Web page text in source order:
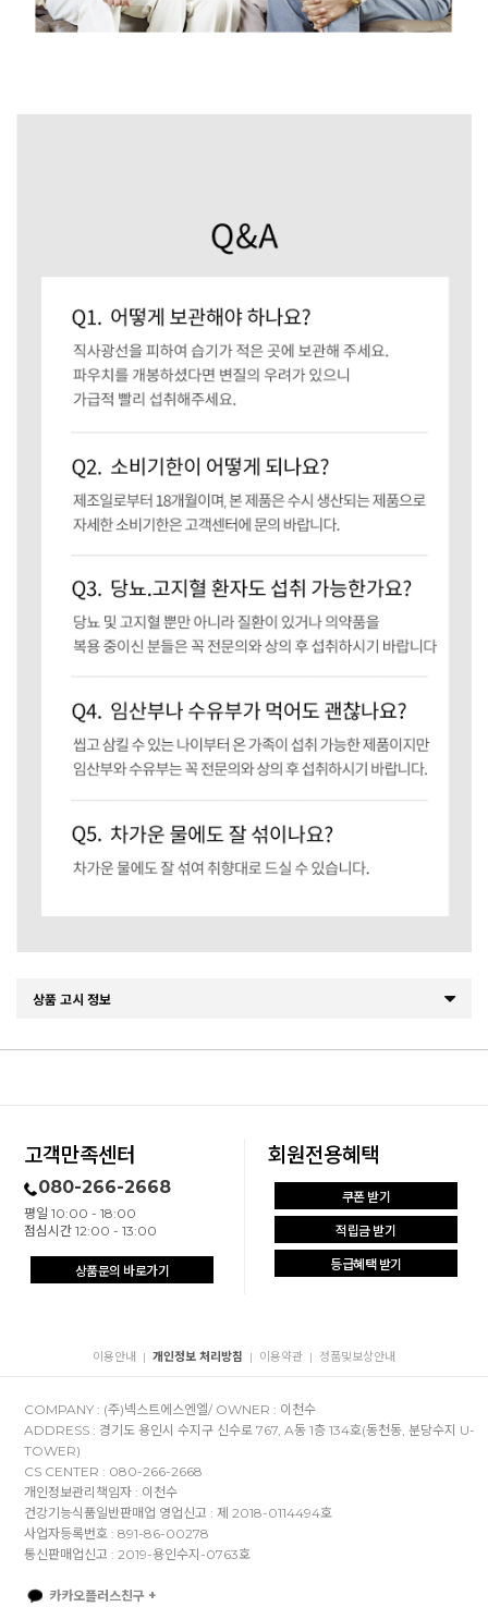
상품 고시 정보
고객만족센터
080-266-2668
평일 10:00 - 18:00
점심시간 12:00 - 13:00
상품문의 바로가기
회원전용혜택
쿠폰 받기
적립금 받기
등급혜택 받기
이용안내 | 개인정보 처리방침 | 이용약관 | 정품및보상안내
COMPANY : (주)넥스트에스엔엘/ OWNER : 이천수
ADDRESS : 경기도 용인시 수지구 신수로 767, A동 1층 134호(동천동, 분당수지 U-
TOWER)
CS CENTER : 080-266-2668
개인정보관리책임자 : 이천수
건강기능식품일반판매업 영업신고 : 제 2018-0114494호
사업자등록번호 : 891-86-00278
통신판매업신고 : 2019-용인수지-0763호
카카오플러스친구 +